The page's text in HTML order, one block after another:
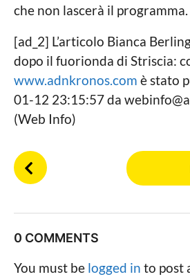
che non lascerà il programma.
[ad_2] L’articolo Bianca
dopo il fuorionda di Striscia:
www.adnkronos.com è stato
01-12 23:15:57 da
(Web Info)
P
o
P
a
g
0 COMMENTS
You must be logged in to post